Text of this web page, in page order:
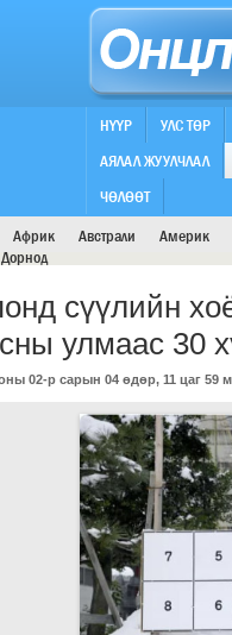
ДЭЛХИЙ
НҮҮР УЛС ТӨР
АЯЛАЛ ЖУУЛЧЛАЛ
ЧӨЛӨӨТ
Африк Австрали Америк
сүүлийн
улмаас 30
02-р сарын 04 өдөр, 11 цаг 59